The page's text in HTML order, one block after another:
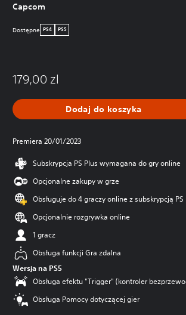
Capcom
Dostępne PS4 PS5
179,00 zl
Dodaj do koszyka
Premiera 20/01/2023
Subskrypcja PS Plus wymagana do gry online
Opcjonalne zakupy w grze
Obsługuje do 4 graczy online z subskrypcją PS
Opcjonalnie rozgrywka online
1 gracz
Obsługa funkcji Gra zdalna
Wersja na PS5
Obsługa efektu "Trigger" (kontroler
Obsługa Pomocy dotyczącej gier